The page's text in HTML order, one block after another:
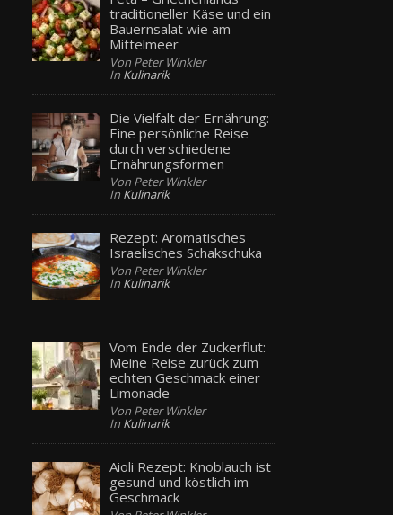
traditioneller Käse und ein
Bauernsalat wie am
Mittelmeer
Von Peter Winkler
In Kulinarik
Die Vielfalt der Ernährung:
Eine persönliche Reise
durch verschiedene
Ernährungsformen
Von Peter Winkler
In Kulinarik
Rezept: Aromatisches
Israelisches Schakschuka
Von Peter Winkler
In Kulinarik
Vom Ende der Zuckerflut:
Meine Reise zurück zum
echten Geschmack einer
Limonade
Von Peter Winkler
In Kulinarik
Aioli Rezept: Knoblauch ist
gesund und köstlich im
Geschmack